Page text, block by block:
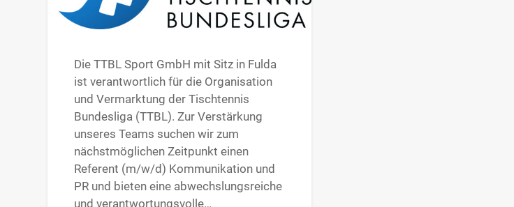
Die TTBL Sport GmbH mit Sitz in Fulda
ist verantwortlich für die Organisation
und Vermarktung der Tischtennis
Bundesliga (TTBL). Zur Verstärkung
unseres Teams suchen wir zum
nächstmöglichen Zeitpunkt einen
Referent (m/w/d) Kommunikation und
PR und bieten eine abwechslungsreiche
und verantwortungsvolle…